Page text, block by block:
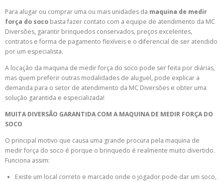
Para alugar ou comprar uma ou mais unidades da maquina de medir
força do soco basta fazer contato com a equipe de atendimento da MC
Diversões, garantir brinquedos conservados, preços excelentes,
contratos e forma de pagamento flexíveis e o diferencial de ser atendido
por um especialista.
A locação da maquina de medir força do soco pode ser feita por diárias,
mas quem preferir outras modalidades de aluguel, pode explicar a
demanda para o setor de atendimento da MC Diversões e obter uma
solução garantida e especializada!
MUITA DIVERSÃO GARANTIDA COM A MAQUINA DE MEDIR FORÇA DO
SOCO
O principal motivo que causa uma grande procura pela maquina de
medir força do soco é porque o brinquedo é realmente muito divertido.
Funciona assim:
Existe um local correto e marcado onde o jogador pode dar um soco,